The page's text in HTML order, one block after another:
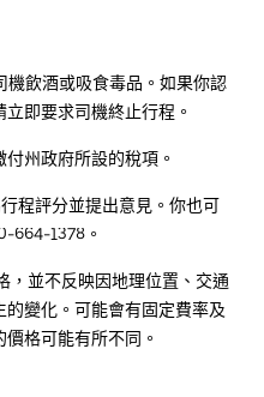
機飲酒或吸食毒品。如果你認
即要求司機終止行程。
州政府所設的稅項。
程評分並提出意見。你也可
664-1378。
，並不反映因地理位置、交通
變化。可能會有固定費率及
格可能有所不同。